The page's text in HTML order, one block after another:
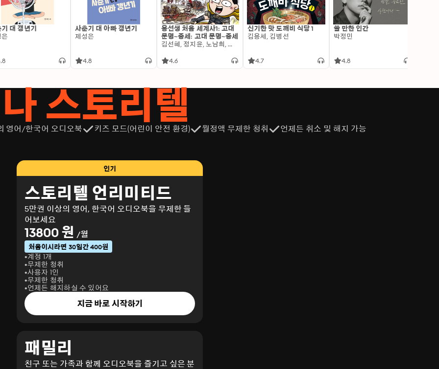
대 갱년기
사춘기 대 아빠 갱년기
제성은
4.8
용선생 처음 세계사1: 고대
문명~중세: 고대 문명~중세
김선혜, 정지윤, 노남희, 뭉선생, 윤효식, 이우일, 김선빈, 사회평론 역사연구소
4.6
신기한 맛 도깨비 식당 1
김용세, 김병선
4.7
쓸 만한 인간
박정민
4.8
스토리텔
영어/한국어 오디오북 키즈 모드(어린이 안전 환경) 월정액 무제한 청취 언제든 취소 및 해지 가능
인기
스토리텔 언리미티드
5만권 이상의 영어, 한국어 오디오북을 무제한 들
어보세요
13800 원 /월
처음이시라면 30일간 400원
계정 1개
무제한 청취
사용자 1인
무제한 청취
언제든 해지하실 수 있어요
지금 바로 시작하기
패밀리
친구 또는 가족과 함께 오디오북을 즐기고 싶은 분